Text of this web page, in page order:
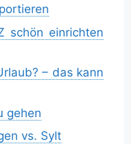
schön einrichten
– das kann
gehen
vs. Sylt